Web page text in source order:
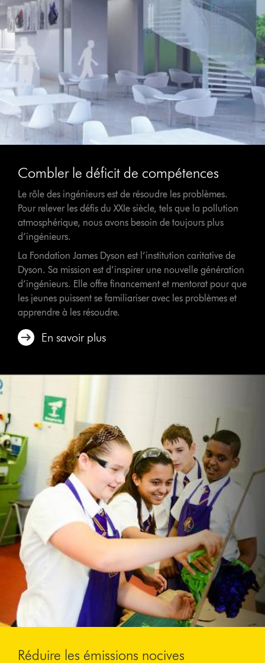
Combler le déficit de compétences
Le rôle des ingénieurs est de résoudre les problèmes.
Pour relever les défis du XXIe siècle, tels que la pollution
atmosphérique, nous avons besoin de toujours plus
d’ingénieurs.
La Fondation James Dyson est l’institution caritative de
Dyson. Sa mission est d’inspirer une nouvelle génération
d’ingénieurs. Elle offre financement et mentorat pour que
les jeunes puissent se familiariser avec les problèmes et
apprendre à les résoudre.
En savoir plus
Réduire les émissions nocives